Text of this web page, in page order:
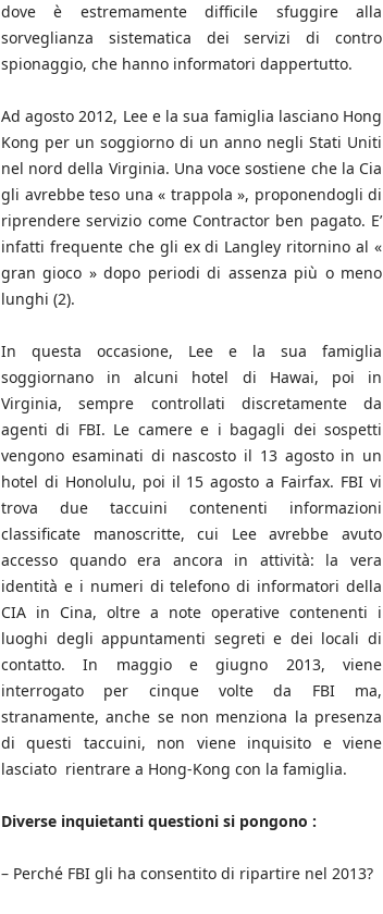
dove è estremamente difficile sfuggire alla
sorveglianza sistematica dei servizi di contro
spionaggio, che hanno informatori dappertutto.
Ad agosto 2012, Lee e la sua famiglia lasciano Hong
Kong per un soggiorno di un anno negli Stati Uniti
nel nord della Virginia. Una voce sostiene che la Cia
gli avrebbe teso una « trappola », proponendogli di
riprendere servizio come Contractor ben pagato. E’
infatti frequente che gli ex di Langley ritornino al «
gran gioco » dopo periodi di assenza più o meno
lunghi (2).
In questa occasione, Lee e la sua famiglia
soggiornano in alcuni hotel di Hawai, poi in
Virginia, sempre controllati discretamente da
agenti di FBI. Le camere e i bagagli dei sospetti
vengono esaminati di nascosto il 13 agosto in un
hotel di Honolulu, poi il 15 agosto a Fairfax. FBI vi
trova due taccuini contenenti informazioni
classificate manoscritte, cui Lee avrebbe avuto
accesso quando era ancora in attività: la vera
identità e i numeri di telefono di informatori della
CIA in Cina, oltre a note operative contenenti i
luoghi degli appuntamenti segreti e dei locali di
contatto. In maggio e giugno 2013, viene
interrogato per cinque volte da FBI ma,
stranamente, anche se non menziona la presenza
di questi taccuini, non viene inquisito e viene
lasciato rientrare a Hong-Kong con la famiglia.
Diverse inquietanti questioni si pongono :
– Perché FBI gli ha consentito di ripartire nel 2013?